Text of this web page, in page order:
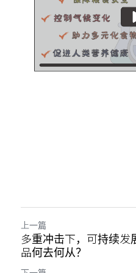
上一篇
多重冲击下，可持续发
品何去何从？